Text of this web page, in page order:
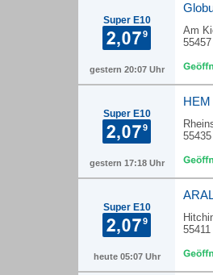
Super E10
gestern 20:07 Uhr
Am
Super E10
gestern 17:18 Uhr
HEM
Super E10
heute 05:07 Uhr